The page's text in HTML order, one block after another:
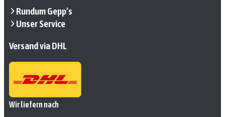
Rundum Gepp’s
Unser Service
Versand via DHL
Wir liefern nach